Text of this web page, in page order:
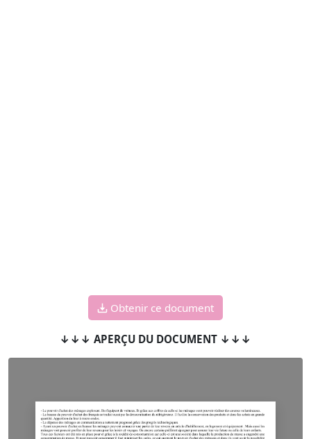
Obtenir ce document
↓↓↓ APERÇU DU DOCUMENT ↓↓↓